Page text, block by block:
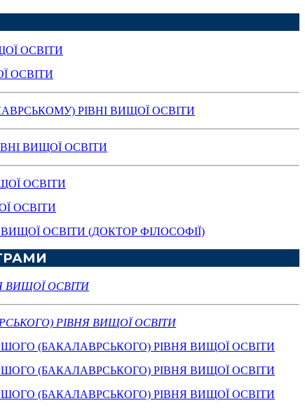
ОСВІТИ
ОСВІТИ
РІВНІ ВИЩОЇ ОСВІТИ
ВИЩОЇ ОСВІТИ
ОСВІТИ
ОСВІТИ
ОСВІТИ (ДОКТОР ФІЛОСОФІЇ)
ВИЩОЇ ОСВІТИ
РІВНЯ ВИЩОЇ ОСВІТИ
(БАКАЛАВРСЬКОГО) РІВНЯ ВИЩОЇ ОСВІТИ
(БАКАЛАВРСЬКОГО) РІВНЯ ВИЩОЇ ОСВІТИ
(БАКАЛАВРСЬКОГО) РІВНЯ ВИЩОЇ ОСВІТИ